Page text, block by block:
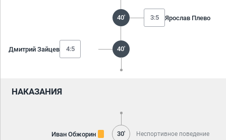
40' 3:5 Ярослав Плево
Дмитрий Зайцев 4:5 40'
НАКАЗАНИЯ
Иван Обжорин 30' Неспортивное поведение